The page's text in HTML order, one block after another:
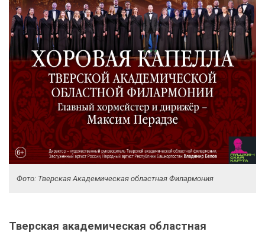
Фото: Тверская Академическая областная Филармония
Тверская академическая областная